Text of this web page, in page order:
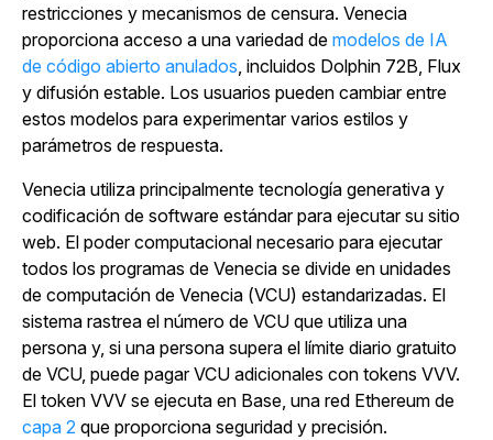
restricciones y mecanismos de censura. Venecia
proporciona acceso a una variedad de modelos de IA
de código abierto anulados, incluidos Dolphin 72B, Flux
y difusión estable. Los usuarios pueden cambiar entre
estos modelos para experimentar varios estilos y
parámetros de respuesta.
Venecia utiliza principalmente tecnología generativa y
codificación de software estándar para ejecutar su sitio
web. El poder computacional necesario para ejecutar
todos los programas de Venecia se divide en unidades
de computación de Venecia (VCU) estandarizadas. El
sistema rastrea el número de VCU que utiliza una
persona y, si una persona supera el límite diario gratuito
de VCU, puede pagar VCU adicionales con tokens VVV.
El token VVV se ejecuta en Base, una red Ethereum de
capa 2 que proporciona seguridad y precisión.